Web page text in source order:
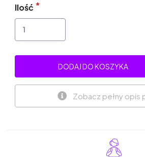
Ilość
DODAJ DO KOSZYKA
Zobacz pełny opis